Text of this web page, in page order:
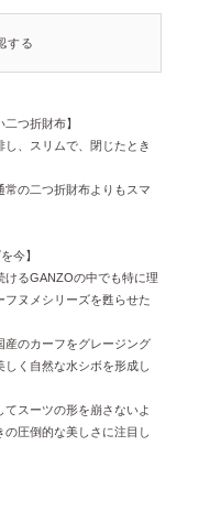
する
つ折財布】
、スリムで、閉じたとき
の二つ折財布よりもスマ
今】
けるGANZOの中でも特に理
ヌメシリーズを甦らせた
産のカーフをグレージング
く自然な水シボを形成し
スーツの形を崩さないよ
圧倒的な美しさに注目し